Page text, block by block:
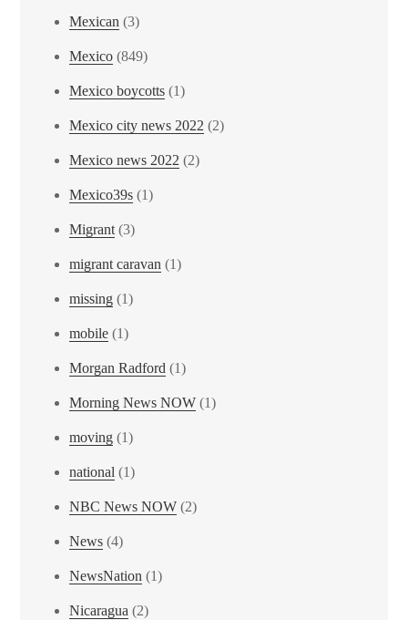
Mexican (3)
Mexico (849)
Mexico boycotts (1)
Mexico city news 2022 (2)
Mexico news 2022 (2)
Mexico39s (1)
Migrant(3)
migrant caravan (1)
missing (1)
mobile (1)
Morgan Radford (1)
Morning News NOW (1)
moving (1)
national (1)
NBC News NOW (2)
News (4)
NewsNation (1)
Nicaragua (2)